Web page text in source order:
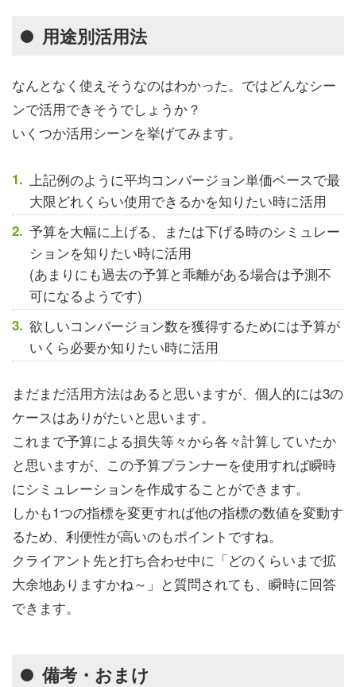
用途別活用法
なんとなく使えそうなのはわかった。ではどんなシー
ンで活用できそうでしょうか？
いくつか活用シーンを挙げてみます。
上記例のように平均コンバージョン単価ベースで最
大限どれくらい使用できるかを知りたい時に活用
予算を大幅に上げる、または下げる時のシミュレー
ションを知りたい時に活用
(あまりにも過去の予算と乖離がある場合は予測不
可になるようです)
欲しいコンバージョン数を獲得するためには予算が
いくら必要か知りたい時に活用
まだまだ活用方法はあると思いますが、個人的には3の
ケースはありがたいと思います。
これまで予算による損失等々から各々計算していたか
と思いますが、この予算プランナーを使用すれば瞬時
にシミュレーションを作成することができます。
しかも1つの指標を変更すれば他の指標の数値を変動す
るため、利便性が高いのもポイントですね。
クライアント先と打ち合わせ中に「どのくらいまで拡
大余地ありますかね～」と質問されても、瞬時に回答
できます。
備考・おまけ